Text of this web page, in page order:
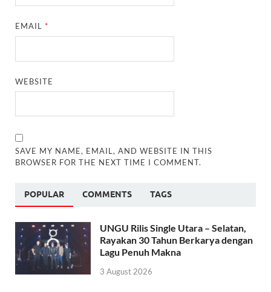
EMAIL*
WEBSITE
SAVE MY NAME, EMAIL, AND WEBSITE IN THIS
BROWSER FOR THE NEXT TIME I COMMENT.
POPULAR COMMENTS TAGS
UNGU Rilis Single Utara – Selatan,
Rayakan 30 Tahun Berkarya dengan
Lagu Penuh Makna
3 August 2026